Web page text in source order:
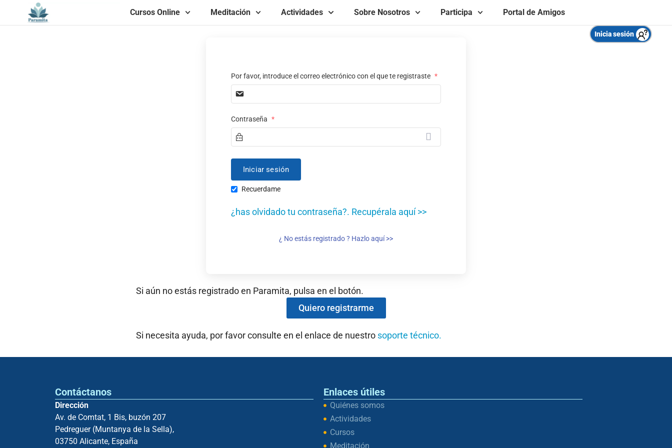
Inicia sesión
Cursos Online Meditación Actividades Sobre Nosotros Participa Portal de Amigos
Por favor, introduce el correo electrónico con el que te registraste *
Contraseña *
Recuerdame
¿has olvidado tu contraseña?. Recupérala aquí >>
¿ No estás registrado ? Hazlo aquí >>
Si aún no estás registrado en Paramita, pulsa en el botón.
Quiero registrarme
Si necesita ayuda, por favor consulte en el enlace de nuestro soporte técnico.
Contáctanos
Dirección
Av. de Comtat, 1 Bis, buzón 207
Pedreguer (Muntanya de la Sella),
03750 Alicante, España
Enlaces útiles
Quiénes somos
Actividades
Cursos
Meditación